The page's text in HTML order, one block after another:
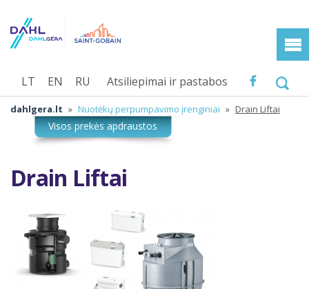
Atsiliepimai ir pastabos
LT EN RU
dahlgera.lt » Nuotėkų perpumpavimo įrenginiai » Drain Liftai
Drain Liftai